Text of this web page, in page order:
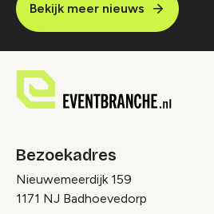
Bekijk meer nieuws
Bezoekadres
Nieuwemeerdijk 159
1171 NJ Badhoevedorp